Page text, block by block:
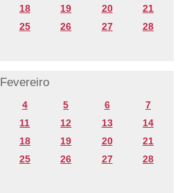
18 19 20
21
25 26 27
28
Fevereiro
4 5 6
7
11 12 13
14
18 19 20
21
25 26 27
28